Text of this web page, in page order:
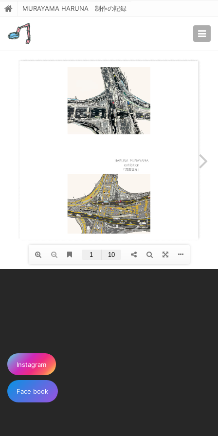
MURAYAMA HARUNA 制作の記録
Instagram
Face book